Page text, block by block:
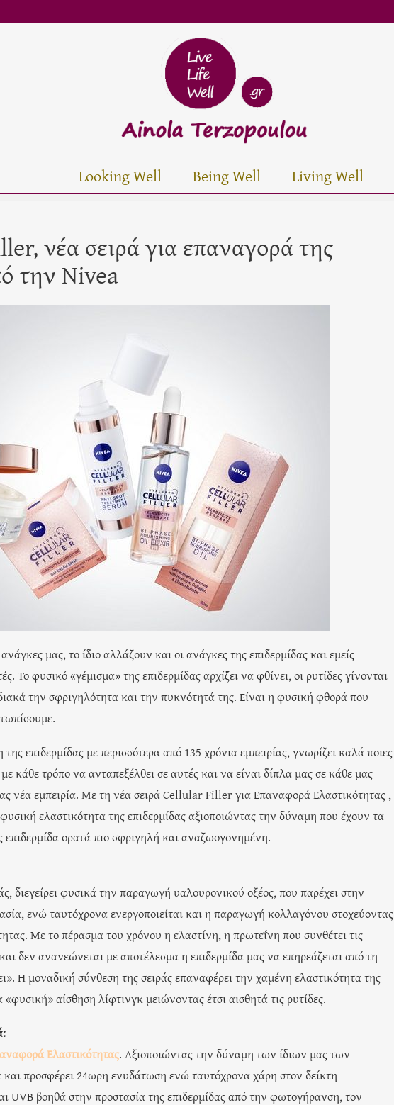
Looking Well Being Well Living Well
νέα σειρά για επαναγορά της
την Nivea
μας, το ίδιο αλλάζουν και οι ανάγκες της επιδερμίδας και εμείς
Το φυσικό «γέμισμα» της επιδερμίδας αρχίζει να φθίνει, οι ρυτίδες γίνονται
την σφριγηλότητα και την πυκνότητά της. Είναι η φυσική φθορά που
επιδερμίδας με περισσότερα από 135 χρόνια εμπειρίας, γνωρίζει καλά ποιες
κάθε τρόπο να ανταπεξέλθει σε αυτές και να είναι δίπλα μας σε κάθε μας
νέα εμπειρία. Με τη νέα σειρά Cellular Filler για Επαναφορά Ελαστικότητας ,
ελαστικότητα της επιδερμίδας αξιοποιώντας την δύναμη που έχουν τα
επιδερμίδα ορατά πιο σφριγηλή και αναζωογονημένη.
διεγείρει φυσικά την παραγωγή υαλουρονικού οξέος, που παρέχει στην
ενώ ταυτόχρονα ενεργοποιείται και η παραγωγή κολλαγόνου στοχεύοντας
Με το πέρασμα του χρόνου η ελαστίνη, η πρωτεΐνη που συνθέτει τις
δεν ανανεώνεται με αποτέλεσμα η επιδερμίδα μας να επηρεάζεται από τη
Η μοναδική σύνθεση της σειράς επαναφέρει την χαμένη ελαστικότητα της
αίσθηση λίφτινγκ μειώνοντας έτσι αισθητά τις ρυτίδες.
Ελαστικότητας. Αξιοποιώντας την δύναμη των ίδιων μας των
προσφέρει 24ωρη ενυδάτωση ενώ ταυτόχρονα χάρη στον δείκτη
UVB βοηθά στην προστασία της επιδερμίδας από την φωτογήρανση, τον